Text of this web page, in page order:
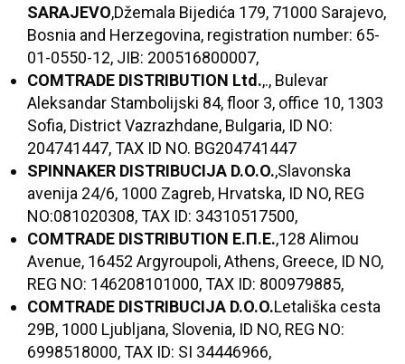
SARAJEVO,Džemala Bijedića 179, 71000 Sarajevo,
Bosnia and Herzegovina, registration number: 65-
01-0550-12, JIB: 200516800007,
COMTRADE DISTRIBUTION Ltd.,., Bulevar
Aleksandar Stambolijski 84, floor 3, office 10, 1303
Sofia, District Vazrazhdane, Bulgaria, ID NO:
204741447, TAX ID NO. BG204741447
SPINNAKER DISTRIBUCIJA D.O.O.,Slavonska
avenija 24/6, 1000 Zagreb, Hrvatska, ID NO, REG
NO:081020308, TAX ID: 34310517500,
COMTRADE DISTRIBUTION Е.П.Е.,128 Alimou
Avenue, 16452 Argyroupoli, Athens, Greece, ID NO,
REG NO: 146208101000, TAX ID: 800979885,
COMTRADE DISTRIBUCIJA D.O.O.Letališka cesta
29B, 1000 Ljubljana, Slovenia, ID NO, REG NO:
6998518000, TAX ID: SI 34446966,